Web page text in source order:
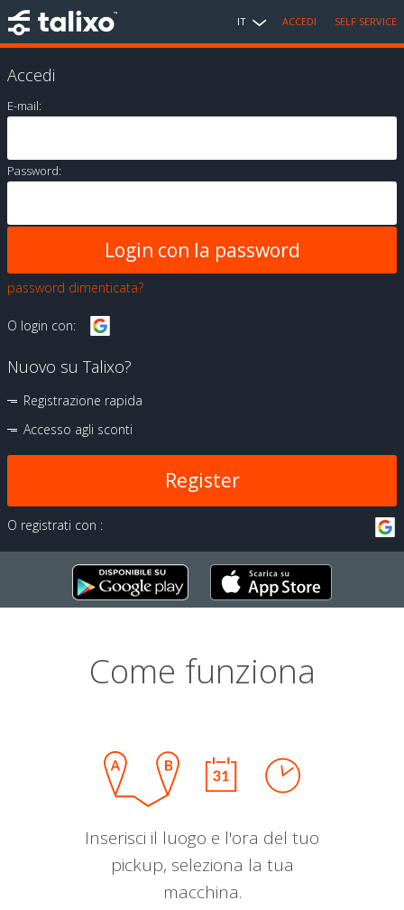
IT ACCEDI SELF SERVICE
Accedi
E-mail:
Password:
password dimenticata?
O login con:
Nuovo su Talixo?
Registrazione rapida
Accesso agli sconti
Register
O registrati con :
Come funziona
Inserisci il luogo e l'ora del tuo
pickup, seleziona la tua
macchina.